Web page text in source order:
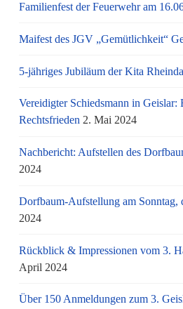
Familienfest der Feuerwehr am
Maifest des JGV „Gemütlichkeit“
5-jähriges Jubiläum der Kita
Vereidigter Schiedsmann in Geislar:
Rechtsfrieden 2. Mai 2024
Nachbericht: Aufstellen des
2024
Dorfbaum-Aufstellung am Sonntag,
2024
Rückblick & Impressionen vom 3.
April 2024
Über 150 Anmeldungen zum 3.